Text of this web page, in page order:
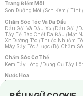
Trang Điểm Môi
Son Dưỡng Môi /Son Kem / Tint /
Chăm Sóc Tóc Và Da Đầu
Dầu Gội Và Dầu Xả /Dầu Gội /
Tẩy Tế Bào Chết Da Đầu /Mặt
Xịt Dưỡng Tóc /Thuốc Nhuộm
Máy Sấy Tóc /Lược /Bộ Chăm
Chăm Sóc Cơ Thể
Kem Tẩy Lông /Dụng Cụ Tẩy
Nước Hoa
Nước Hoa Nữ
Notice about cookies